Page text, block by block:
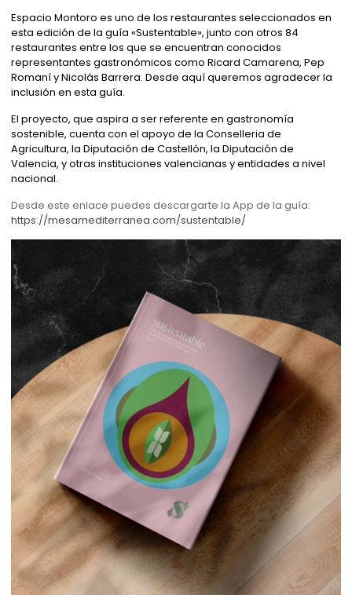
Espacio Montoro es uno de los restaurantes seleccionados en
esta edición de la guía «Sustentable», junto con otros 84
restaurantes entre los que se encuentran conocidos
representantes gastronómicos como Ricard Camarena, Pep
Romaní y Nicolás Barrera. Desde aquí queremos agradecer la
inclusión en esta guía.
El proyecto, que aspira a ser referente en gastronomía
sostenible, cuenta con el apoyo de la Conselleria de
Agricultura, la Diputación de Castellón, la Diputación de
Valencia, y otras instituciones valencianas y entidades a nivel
nacional.
Desde este enlace puedes descargarte la App de la guía:
https://mesamediterranea.com/sustentable/